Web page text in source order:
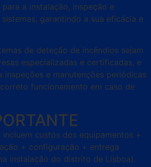
a instalação, inspeção e
garantindo a sua eficácia e
de deteção de incêndios sejam
especializadas e certificadas, e
inspeções e manutenções periódicas
funcionamento em caso de
incluem custos dos equipamentos +
+ configuração + entrega
instalação do distrito de Lisboa).